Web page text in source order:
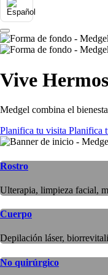
Vive
Medgel combina el
Planifica tu visita Planifica
Rostro
Ulterapia, limpieza facial,
Cuerpo
Depilación láser,
No quirúrgico